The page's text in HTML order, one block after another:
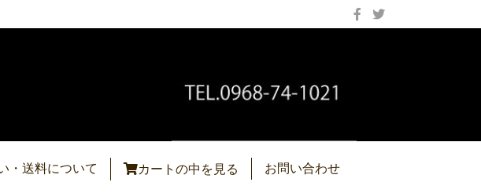
・送料について カートの中を見る お問い合わせ